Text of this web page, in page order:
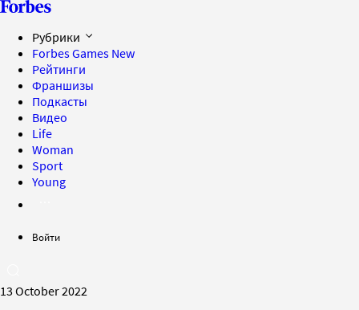
Рубрики
Forbes Games New
Рейтинги
Франшизы
Подкасты
Видео
Life
Woman
Sport
Young
Войти
13 October 2022